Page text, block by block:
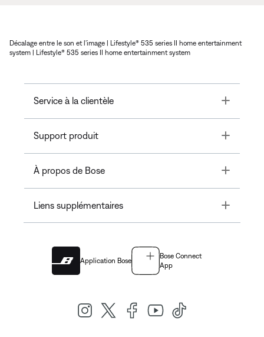
Décalage entre le son et l'image | Lifestyle® 535 series II home entertainment
system | Lifestyle® 535 series II home entertainment system
Service à la clientèle Toggle
Support produit Toggle
À propos de Bose Toggle
Liens supplémentaires Toggle
Application Bose
Bose Connect
App